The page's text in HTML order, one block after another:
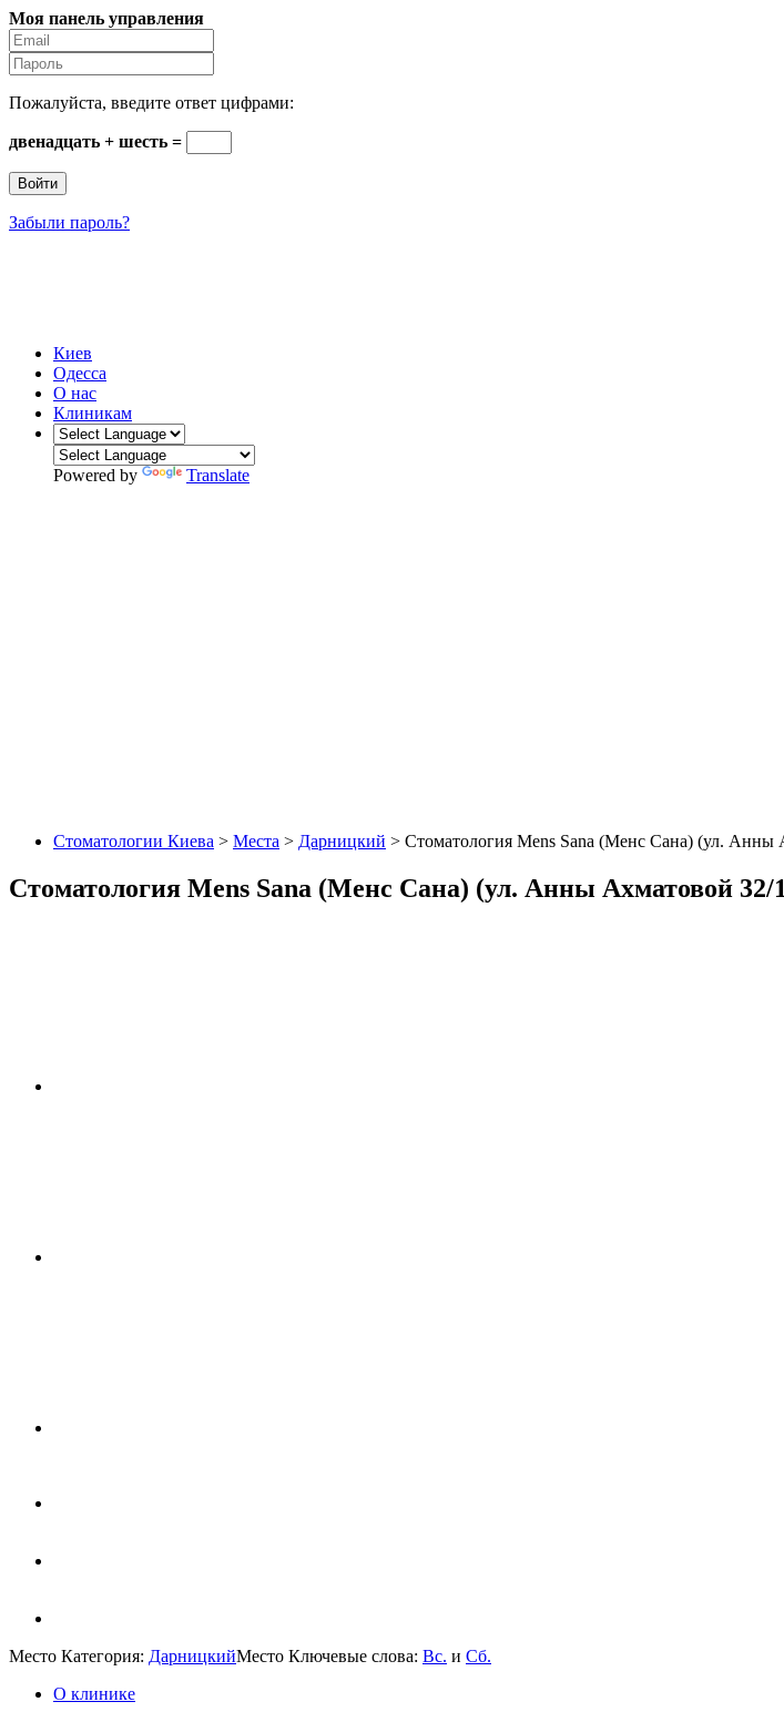
Моя панель управления
Пожалуйста, введите ответ цифрами:
двенадцать + шесть =
Забыли пароль?
Киев
Одесса
О нас
Клиникам
Powered by Translate
Стоматологии Киева > Места > Дарницкий > Стоматология Mens Sana (Менс Сана) (ул. Анны
Стоматология Mens Sana (Менс Сана) (ул. Анны Ахматовой 32/
Место Категория: ДарницкийМесто Ключевые слова: Вс. и Сб.
О клинике